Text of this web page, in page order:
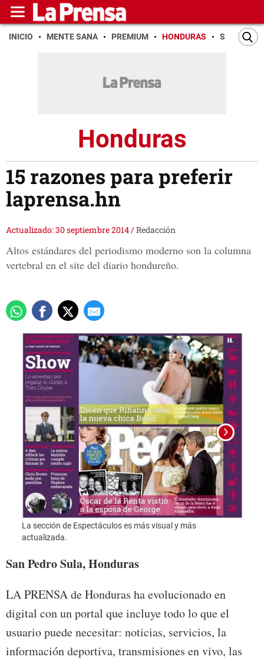
INICIO MENTE SANA PREMIUM HONDURAS SAN PEDRO
Honduras
15 razones para preferir
laprensa.hn
Actualizado: 30 septiembre 2014/Redacción
Altos estándares del periodismo moderno son la columna
vertebral en el site del diario hondureño.
La sección de Espectáculos es más visual y más
actualizada.
San Pedro Sula, Honduras
LA PRENSA de Honduras ha evolucionado en
digital con un portal que incluye todo lo que el
usuario puede necesitar: noticias, servicios, la
información deportiva, transmisiones en vivo, las